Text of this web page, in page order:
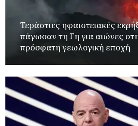
Τεράστιες ηφαιστειακές
πάγωσαν τη Γη για αιώνες
πρόσφατη γεωλογική εποχή